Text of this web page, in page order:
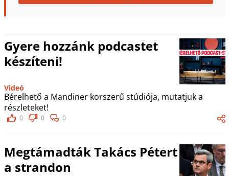
Gyere hozzánk podcastet
készíteni!
Videó
Bérelhető a Mandiner korszerű stúdiója, mutatjuk a
részleteket!
0 0 0
Megtámadták Takács Pétert
a strandon